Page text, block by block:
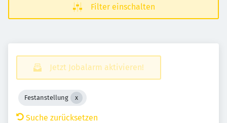
Filter einschalten
Jetzt Jobalarm aktivieren!
Festanstellung
Suche zurücksetzen